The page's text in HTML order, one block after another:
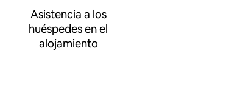
Asistencia a los
huéspedes en el
alojamiento